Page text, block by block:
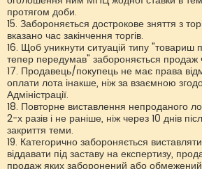
протягом доби.
15. Забороняється дострокове зняття з
вказано час закінчення торгів.
16. Щоб уникнути ситуацій типу "товариш
тепер передумав" забороняється продаж
17. Продавець/покупець не має права
оплати лота інакше, ніж за взаємною
Адміністрації.
18. Повторне виставлення непроданого
2-х разів і не раніше, ніж через 10 днів
закриття теми.
19. Категорично забороняється
віддавати під заставу на експертизу,
продаж яких заборонений або